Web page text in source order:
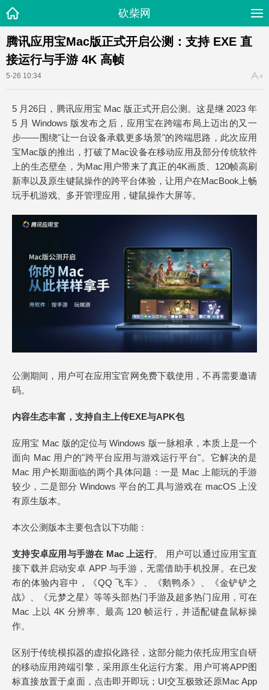
砍柴网
腾讯应用宝Mac版正式开启公测：支持 EXE 直
接运行与手游 4K 高帧
5-26 10:34
5 月26日，腾讯应用宝 Mac 版正式开启公测。这是继 2023 年
5 月 Windows 版发布之后，应用宝在跨端布局上迈出的又一
步——围绕"让一台设备承载更多场景"的跨端思路，此次应用
宝Mac版的推出，打破了Mac设备在移动应用及部分传统软件
上的生态壁垒，为Mac用户带来了真正的4K画质、120帧高刷
新率以及原生键鼠操作的跨平台体验，让用户在MacBook上畅
玩手机游戏、多开管理应用，键鼠操作大屏等。
公测期间，用户可在应用宝官网免费下载使用，不再需要邀请
码。
内容生态丰富，支持自主上传EXE与APK包
应用宝 Mac 版的定位与 Windows 版一脉相承，本质上是一个
面向 Mac 用户的"跨平台应用与游戏运行平台"。它解决的是
Mac 用户长期面临的两个具体问题：一是 Mac 上能玩的手游
较少，二是部分 Windows 平台的工具与游戏在 macOS 上没
有原生版本。
本次公测版本主要包含以下功能：
支持安卓应用与手游在 Mac 上运行。 用户可以通过应用宝直
接下载并启动安卓 APP 与手游，无需借助手机投屏。在已发
布的体验内容中，《QQ 飞车》、《鹅鸭杀》、《金铲铲之
战》、《元梦之星》等等头部热门手游及超多热门应用，可在
Mac 上以 4K 分辨率、最高 120 帧运行，并适配键盘鼠标操
作。
区别于传统模拟器的虚拟化路径，这部分能力依托应用宝自研
的移动应用跨端引擎，采用原生化运行方案。用户可将APP图
标直接放置于桌面，点击即开即玩；UI交互极致还原Mac App